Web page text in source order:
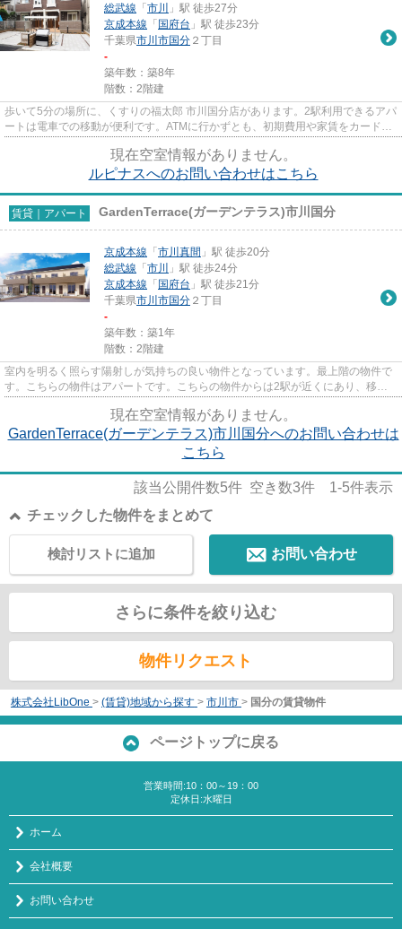
総武線 「 市川
」駅 徒歩27分
京成本線 「 国府台 」駅 徒歩23分
千葉県市川市国分 ２丁目
-
築年数：築8年
階数：2階建
歩いて5分の場所に、くすりの福太郎 市川国分店があります。2駅利用できるアパ
ートは電車での移動が便利です。ATMに行かずとも、初期費用や家賃をカードで
現在空室情報がありません。
ルピナスへのお問い合わせはこちら
賃貸｜アパート GardenTerrace(ガーデンテラス)市川国分
京成本線 「 市川真間 」駅 徒歩20分
総武線 「 市川
」駅 徒歩24分
京成本線 「 国府台 」駅 徒歩21分
千葉県市川市国分 ２丁目
-
築年数：築1年
階数：2階建
室内を明るく照らす陽射しが気持ちの良い物件となっています。最上階の物件で
す。こちらの物件はアパートです。こちらの物件からは2駅が近くにあり、移動
現在空室情報がありません。
GardenTerrace(ガーデンテラス)市川国分へのお問い合わせは
こちら
該当公開件数5件 空き数3件 1-5件表示
チェックした物件をまとめて
お問い合わせ
検討リストに追加
さらに条件を絞り込む
物件リクエスト
株式会社LibOne > (賃貸)地域から探す > 市川市 > 国分の賃貸物件
ページトップに戻る
営業時間:10：00～19：00
定休日:水曜日
ホーム
会社概要
お問い合わせ